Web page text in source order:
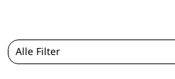
Alle Filter